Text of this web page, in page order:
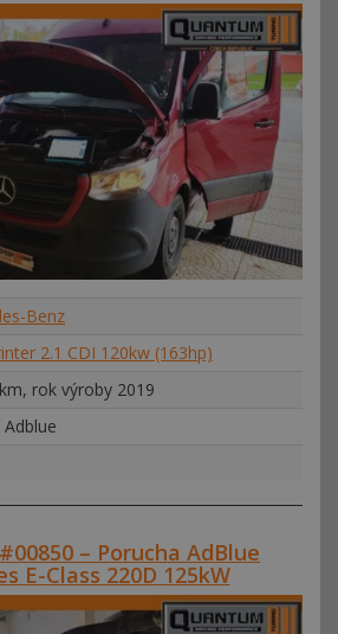
Benz
2.1 CDI 120kw (163hp)
rok výroby 2019
– Porucha AdBlue
E-Class 220D 125kW